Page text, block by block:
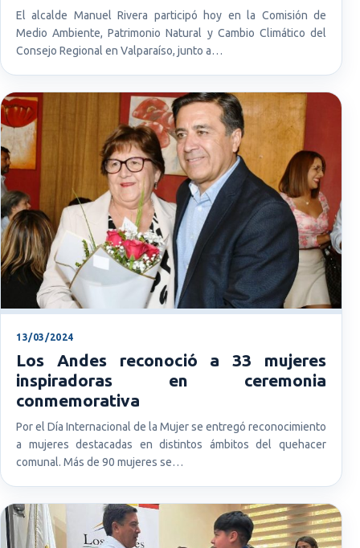
El alcalde Manuel Rivera participó hoy en la Comisión de
Medio Ambiente, Patrimonio Natural y Cambio Climático del
Consejo Regional en Valparaíso, junto a…
13/03/2024
Los Andes reconoció a 33 mujeres
inspiradoras en ceremonia
conmemorativa
Por el Día Internacional de la Mujer se entregó reconocimiento
a mujeres destacadas en distintos ámbitos del quehacer
comunal. Más de 90 mujeres se…